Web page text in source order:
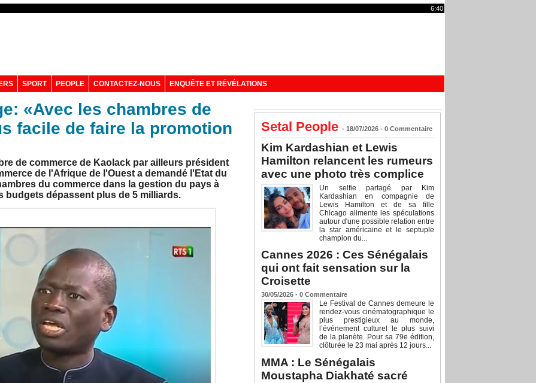
6:40
SPORT PEOPLE CONTACTEZ-NOUS ENQUÊTE ET RÉVÉLATIONS
«Avec les chambres de
facile de faire la promotion
de commerce de Kaolack par ailleurs président
de l'Afrique de l'Ouest a demandé l'Etat du
du commerce dans la gestion du pays à
budgets dépassent plus de 5 milliards.
Setal People - 18/07/2026 - 0 Commentaire
Kim Kardashian et Lewis
Hamilton relancent les rumeurs
avec une photo très complice
Un selfie partagé par Kim
Kardashian en compagnie de
Lewis Hamilton et de sa fille
Chicago alimente les spéculations
autour d'une possible relation entre
la star américaine et le septuple
champion du...
Cannes 2026 : Ces Sénégalais
qui ont fait sensation sur la
Croisette
30/05/2026 - 0 Commentaire
Le Festival de Cannes demeure le
rendez-vous cinématographique le
plus prestigieux au monde,
l’événement culturel le plus suivi
de la planète. Pour sa 79e édition,
clôturée le 23 mai après 12 jours...
MMA : Le Sénégalais
Moustapha Diakhaté sacré